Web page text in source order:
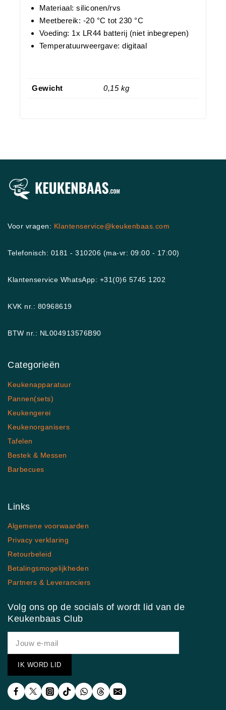
Materiaal: siliconen/rvs
Meetbereik: -20 °C tot 230 °C
Voeding: 1x LR44 batterij (niet inbegrepen)
Temperatuurweergave: digitaal
Gewicht 0,15 kg
Voor vragen: Klantenservice@keukenbaas.com
Telefonisch: 0181 - 310206 (ma-vr: 09:00 - 17:00)
Klantenservice WhatsApp: +31(0)6 5745 1202
KVK nr.: 80968619
BTW nr.: NL004913576B90
Categorieën
Keukenapparatuur
Pannen(sets)
Keukengerei
Keukenorganisers
Tafelen
Bestek & Messen
Barbecues
Links
Algemene voorwaarden
Privacy verklaring
Retourbeleid
Betalingsmogelijkheden
Partners & Leveranciers
Volg ons op de socials of wordt lid van de
Keukenbaas Club